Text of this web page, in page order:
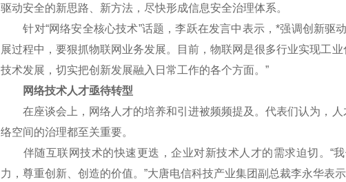
驱动安全的新思路、新方法，尽快形成信息安全治理体系。
针对“网络安全核心技术”话题，李跃在发言中表示，*强调创新驱
展过程中，要狠抓物联网业务发展。目前，物联网是很多行业实现工
技术发展，切实把创新发展融入日常工作的各个方面。”
网络技术人才亟待转型
在座谈会上，网络人才的培养和引进被频频提及。代表们认为，人
络空间的治理都至关重要。
伴随互联网技术的快速更迭，企业对新技术人才的需求迫切。“
力，尊重创新、创造的价值。”大唐电信科技产业集团副总裁李永华表示